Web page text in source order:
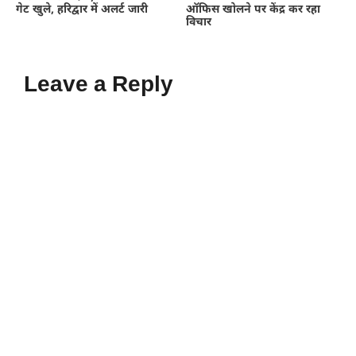
गेट खुले, हरिद्वार में अलर्ट जारी
ऑफिस खोलने पर केंद्र कर रहा
विचार
Leave a Reply